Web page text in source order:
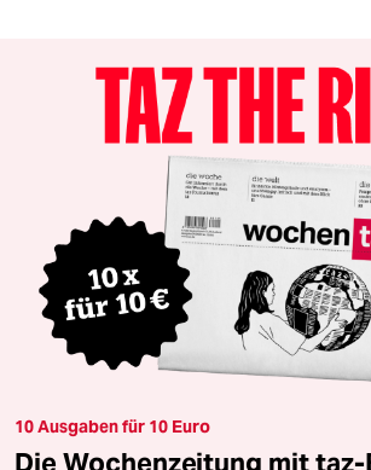
10 Ausgaben für 10 Euro
Die Wochenzeitung mit